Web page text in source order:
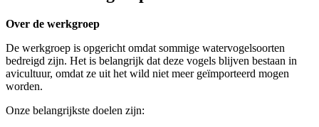
Over de werkgroep
De werkgroep is opgericht omdat sommige watervogelsoorten
bedreigd zijn. Het is belangrijk dat deze vogels blijven bestaan in
avicultuur, omdat ze uit het wild niet meer geïmporteerd mogen
worden.
Onze belangrijkste doelen zijn: